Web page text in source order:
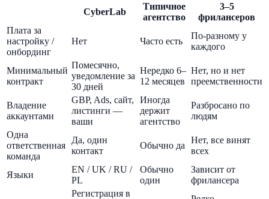
CyberLab
Типичное
агентство
3–5
фрилансеров
Плата за
настройку /
онбординг
Нет Часто есть
По-разному у
каждого
Минимальный
контракт
Помесячно,
уведомление за
30 дней
Нередко 6–
12 месяцев
Нет, но и нет
преемственности
Владение
аккаунтами
GBP, Ads, сайт,
листинги —
ваши
Иногда
держит
агентство
Разбросано по
людям
Одна
ответственная
команда
Да, один
контакт
Обычно да
Нет, все винят
всех
Языки
EN / UK / RU /
PL
Обычно
один
Зависит от
фрилансера
Регистрация в